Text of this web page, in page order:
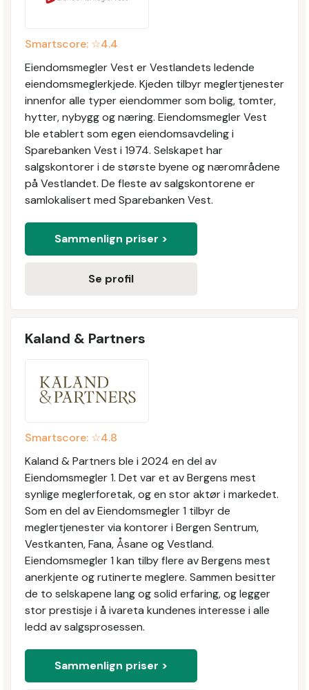
Smartscore: ☆4.4
Eiendomsmegler Vest er Vestlandets ledende
eiendomsmeglerkjede. Kjeden tilbyr meglertjenester
innenfor alle typer eiendommer som bolig, tomter,
hytter, nybygg og næring. Eiendomsmegler Vest
ble etablert som egen eiendomsavdeling i
Sparebanken Vest i 1974. Selskapet har
salgskontorer i de største byene og nærområdene
på Vestlandet. De fleste av salgskontorene er
samlokalisert med Sparebanken Vest.
Sammenlign priser >
Se profil
Kaland & Partners
Smartscore: ☆4.8
Kaland & Partners ble i 2024 en del av
Eiendomsmegler 1. Det var et av Bergens mest
synlige meglerforetak, og en stor aktør i markedet.
Som en del av Eiendomsmegler 1 tilbyr de
meglertjenester via kontorer i Bergen Sentrum,
Vestkanten, Fana, Åsane og Vestland.
Eiendomsmegler 1 kan tilby flere av Bergens mest
anerkjente og rutinerte meglere. Sammen besitter
de to selskapene lang og solid erfaring, og legger
stor prestisje i å ivareta kundenes interesse i alle
ledd av salgsprosessen.
Sammenlign priser >